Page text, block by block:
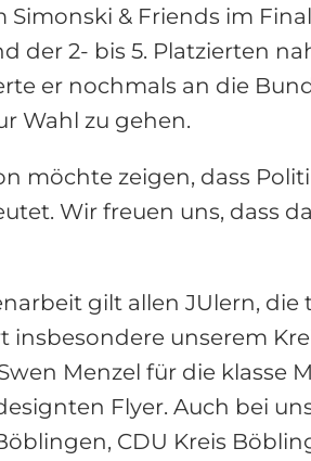
& Friends im
der 2- bis 5. Platzierten
er nochmals an die
Wahl zu gehen.
möchte zeigen, dass
Wir freuen uns, dass
gilt allen JUlern,
unserem
Menzel für die klasse
Flyer. Auch bei
CDU Kreis